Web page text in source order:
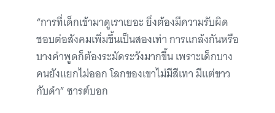
“การที่เด็กเข้ามาดูเราเยอะ ยิ่งต้องมีความรับผิด
ชอบต่อสังคมเพิ่มขึ้นเป็นสองเท่า การแกล้งกันหรือ
บางคำพูดก็ต้องระมัดระวังมากขึ้น เพราะเด็กบาง
คนยังแยกไม่ออก โลกของเขาไม่มีสีเทา มีแต่ขาว
กับดำ” ซารต์บอก